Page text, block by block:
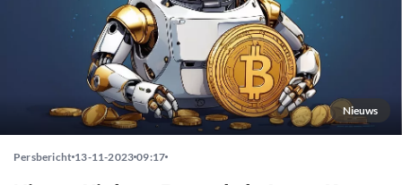
Nieuws
Persbericht 13-11-2023 09:17